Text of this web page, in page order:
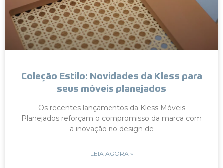
Coleção Estilo: Novidades da Kless para
seus móveis planejados
Os recentes lançamentos da Kless Móveis
Planejados reforçam o compromisso da marca com
a inovação no design de
LEIA AGORA »